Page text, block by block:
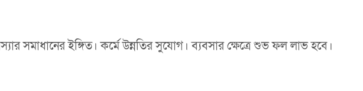
সমাধানের ইঙ্গিত। কর্মে উন্নতির সুযোগ। ব্যবসার ক্ষেত্রে শুভ ফল লাভ হবে।